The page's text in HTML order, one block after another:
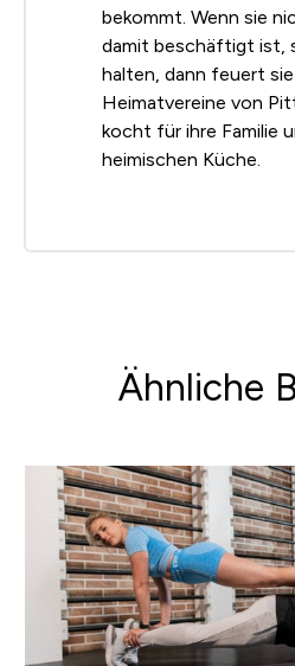
bekommt. Wenn sie
damit beschäftigt ist,
halten, dann feuert sie
Heimatvereine von
kocht für ihre Familie
heimischen Küche.
Ähnliche